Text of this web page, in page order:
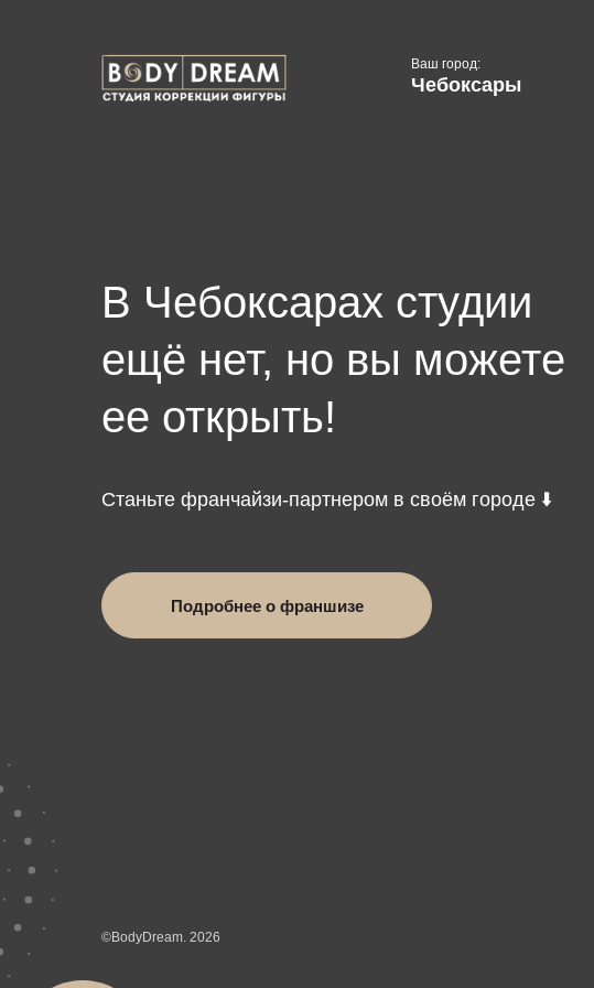
Ваш город:
Чебоксары
В Чебоксарах студии
ещё нет, но вы можете
ее открыть!
Станьте франчайзи-партнером в своём городе ⬇️
Подробнее о франшизе
©BodyDream. 2026